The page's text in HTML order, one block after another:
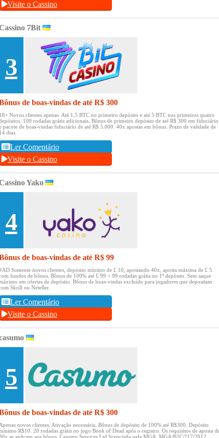
Visite o Cassino
7Bit
3
de boas-vindas de até R$ 300
Novos clientes apenas. Até 1,5 BTC no primeiro depósito e até 5 BTC nos primeiros quatro
100 rodadas grátis adicionais. Bônus de primeiro depósito de até R$ 300 em fiduciário
pacote de boas-vindas fiduciário de até R$ 5.000. 40x apostas em bônus. Prazo de validade de
dias.
Ler Comentário
Visite o Cassino
Yako
4
de boas-vindas de até R$ 99
Somente novos clientes, depósito mínimo de £ 10, apostando 40x, aposta máxima de £ 5
fundos de bônus. Bônus de 100% até £ 99 + 99 rodadas grátis no 1º depósito. Sem saque
em ofertas de depósito. Bônus de boas-vindas excluído para jogadores que depositam
Skrill ou Neteller.
Ler Comentário
Visite o Cassino
5
de boas-vindas de até R$ 300
novos clientes. Ativação necessária. Bônus de depósito de 100% até R$300. Depósito
R$10. 20 rodadas grátis no jogo Book of Dead após o registro. Os requisitos de aposta
se aplicam aos bônus. Casumo Services Ltd licenciada pela MGA, MGA/B2C/217/2012.